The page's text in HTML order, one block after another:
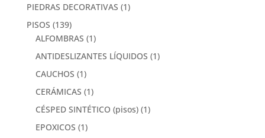
PIEDRAS DECORATIVAS (1)
PISOS (139)
ALFOMBRAS (1)
ANTIDESLIZANTES LÍQUIDOS (1)
CAUCHOS (1)
CERÁMICAS (1)
CÉSPED SINTÉTICO (pisos) (1)
EPOXICOS (1)